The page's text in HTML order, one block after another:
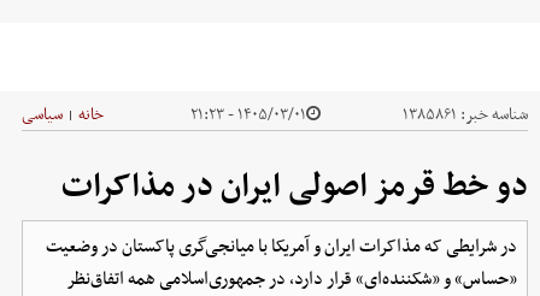
شناسه خبر: ۱۳۸۵۸۶۱ ۱۴۰۵/۰۳/۰۱ - ۲۱:۲۳ خانه | سیاسی
دو خط قرمز اصولی ایران در مذاکرات
در شرایطی که مذاکرات ایران و آمریکا با میانجی‌گری پاکستان در وضعیت
«حساس» و «شکننده‌ای» قرار دارد، در جمهوری‌اسلامی همه اتفاق‌نظر